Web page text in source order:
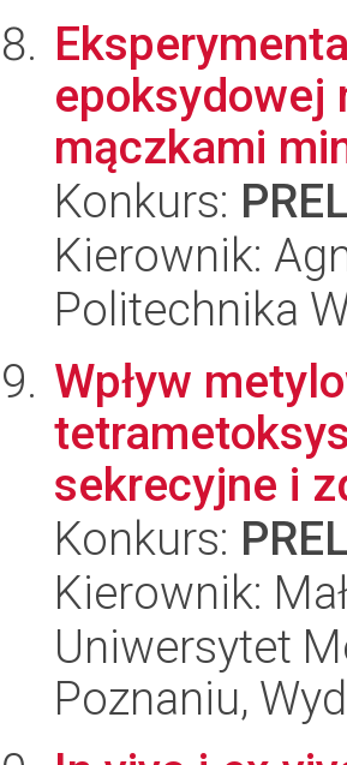
epoksydowej
mączkami
Konkurs:
Kierownik:
Politechnika
Wpływ
sekrecyjne i
Konkurs:
Kierownik:
Uniwersytet
Poznaniu,